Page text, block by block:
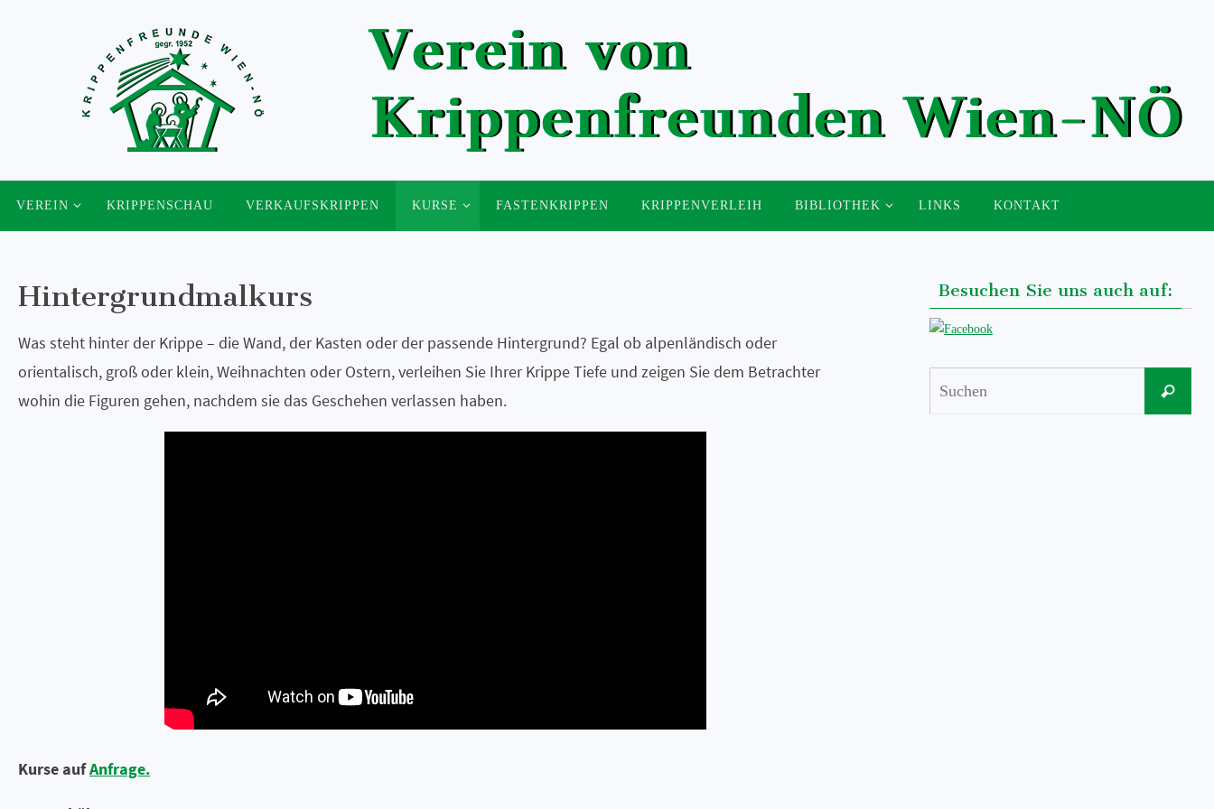
Inhalt
springen
VEREIN KRIPPENSCHAU VERKAUFSKRIPPEN KURSE FASTENKRIPPEN KRIPPENVERLEIH BIBLIOTHEK LINKS KONTAKT
Hintergrundmalkurs
Was steht hinter der Krippe – die Wand, der Kasten oder der passende Hintergrund? Egal ob alpenländisch oder
orientalisch, groß oder klein, Weihnachten oder Ostern, verleihen Sie Ihrer Krippe Tiefe und zeigen Sie dem Betrachter
wohin die Figuren gehen, nachdem sie das Geschehen verlassen haben.
Kurse aufAnfrage.
Besuchen Sie uns auch auf:
Suchen